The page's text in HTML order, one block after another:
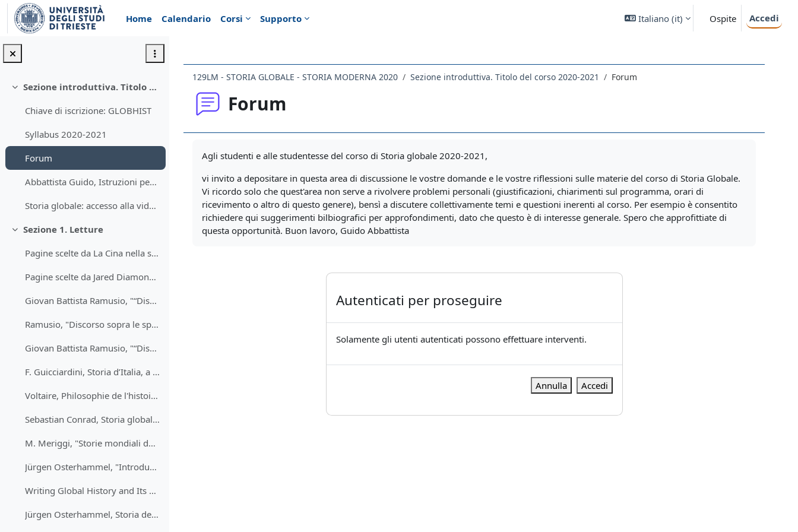
Vai al contenuto principale
Home
Calendario Corsi Supporto Italiano ‎(it)‎ Ospite Accedi
Minimizza
Sezione introduttiva. Titolo del corso 2020-2021
Chiave di iscrizione: GLOBHIST
Syllabus 2020-2021
Forum
Abbattista Guido, Istruzioni per la redazione di relazioni, tesine e tesi
Storia globale: accesso alla videoregistrazione delle lezioni su Stream
Minimizza
Sezione 1. Letture
Pagine scelte da La Cina nella storia globale
Pagine scelte da Jared Diamond, Armi, acciaio e malattie (1997)
Giovan Battista Ramusio, "“Discorso notabile sopra varii viaggi per li quali sono state condotte fino a’ tempi nostri le spezierie e altri nuovi che se potriano usare per condurle” (1554)
Ramusio, "Discorso sopra le spezierie" (1554)
Giovan Battista Ramusio, "“Discorso notabile sopra varii viaggi per li quali sono state condotte fino a’ tempi nostri le spezierie e altri nuovi che se potriano usare per condurle” (1554)
F. Guicciardini, Storia d’Italia, a cura di S. Seidel Menchi, Torino, Einaudi, 1971
Voltaire, Philosophie de l'histoire (1765)
Sebastian Conrad, Storia globale. Un'introduzione (Roma, Carocci, 2015)
M. Meriggi, "Storie mondiali dell’Ottocento" (2010)
Jürgen Osterhammel, "Introduction" a The Transformation of the World. A Global History of the Nineteenth Century (2014)
Writing Global History and Its Challenges—A Workshop with Jürgen Osterhammel and Geoffrey Parker
Jürgen Osterhammel, Storia della Cina moderna, Torino, Einaudi, 1989, capitoli scelti
129LM - STORIA GLOBALE - STORIA MODERNA 2020 Sezione introduttiva. Titolo del corso 2020-2021 Forum
Forum
Agli studenti e alle studentesse del corso di Storia globale 2020-2021,
vi invito a depositare in questa area di discussione le vostre domande e le vostre riflessioni sulle materie del corso di Storia Globale.
Vi ricordo solo che quest'area non serve a rivolvere problemi personali (giustificazioni, chiarimenti sul programma, orari di
ricevimento o altro di questo genere), bensì a discutere collettivamente temi e questioni inerenti al corso. Per esempio è consentito
richiedere qui suggerimenti bilbiografici per approfondimenti, dato che questo è di interesse generale. Spero che approfittiate di
questa opportunità. Buon lavoro, Guido Abbattista
Autenticati per proseguire
Solamente gli utenti autenticati possono effettuare interventi.
Annulla Accedi